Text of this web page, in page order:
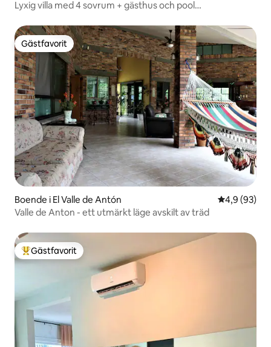
Lyxig villa med 4 sovrum + gästhus och pool
Gästfavorit
Gästfavorit
Boende i El Valle de Antón 4,9 av 5 i
4,9 (93)
Valle de Anton - ett utmärkt läge avskilt av träd
Populär gästfavorit
Gästfavorit